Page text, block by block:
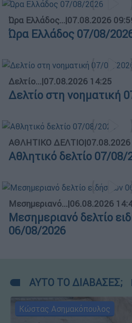
Ώρα Ελλάδος...|07.08.2026
Ώρα Ελλάδος 07/08/
Δελτίο...|07.08.2026 14:25
Δελτίο στη νοηματική
ΑΘΛΗΤΙΚΟ ΔΕΛΤΙΟ|07.08.2026
Αθλητικό δελτίο 07/08/
Μεσημεριανό...|06.08.2026
Μεσημεριανό δελτίο
06/08/2026
ΑΥΤΟ ΤΟ ΔΙΑΒΑΣΕΣ;
Κώστας Ασημακόπουλος